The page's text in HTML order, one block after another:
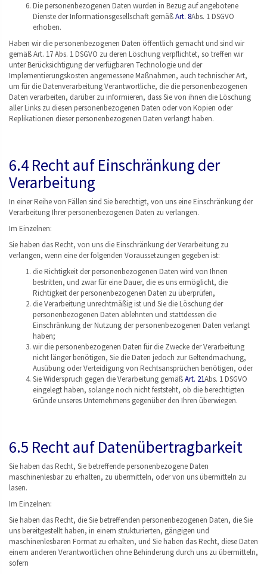
Die personenbezogenen Daten wurden in Bezug auf angebotene
Dienste der Informationsgesellschaft gemäßArt. 8Abs. 1 DSGVO
erhoben.
Haben wir die personenbezogenen Daten öffentlich gemacht und sind wir
gemäß Art. 17 Abs. 1 DSGVO zu deren Löschung verpflichtet, so treffen wir
unter Berücksichtigung der verfügbaren Technologie und der
Implementierungskosten angemessene Maßnahmen, auch technischer Art,
um für die Datenverarbeitung Verantwortliche, die die personenbezogenen
Daten verarbeiten, darüber zu informieren, dass Sie von ihnen die Löschung
aller Links zu diesen personenbezogenen Daten oder von Kopien oder
Replikationen dieser personenbezogenen Daten verlangt haben.
6.4 Recht auf Einschränkung der
Verarbeitung
In einer Reihe von Fällen sind Sie berechtigt, von uns eine Einschränkung der
Verarbeitung Ihrer personenbezogenen Daten zu verlangen.
Im Einzelnen:
Sie haben das Recht, von uns die Einschränkung der Verarbeitung zu
verlangen, wenn eine der folgenden Voraussetzungen gegeben ist:
die Richtigkeit der personenbezogenen Daten wird von Ihnen
bestritten, und zwar für eine Dauer, die es uns ermöglicht, die
Richtigkeit der personenbezogenen Daten zu überprüfen,
die Verarbeitung unrechtmäßig ist und Sie die Löschung der
personenbezogenen Daten ablehnten und stattdessen die
Einschränkung der Nutzung der personenbezogenen Daten verlangt
haben;
wir die personenbezogenen Daten für die Zwecke der Verarbeitung
nicht länger benötigen, Sie die Daten jedoch zur Geltendmachung,
Ausübung oder Verteidigung von Rechtsansprüchen benötigen, oder
Sie Widerspruch gegen die Verarbeitung gemäßArt. 21Abs. 1 DSGVO
eingelegt haben, solange noch nicht feststeht, ob die berechtigten
Gründe unseres Unternehmens gegenüber den Ihren überwiegen.
6.5 Recht auf Datenübertragbarkeit
Sie haben das Recht, Sie betreffende personenbezogene Daten
maschinenlesbar zu erhalten, zu übermitteln, oder von uns übermitteln zu
lasen.
Im Einzelnen:
Sie haben das Recht, die Sie betreffenden personenbezogenen Daten, die Sie
uns bereitgestellt haben, in einem strukturierten, gängigen und
maschinenlesbaren Format zu erhalten, und Sie haben das Recht, diese Daten
einem anderen Verantwortlichen ohne Behinderung durch uns zu übermitteln,
sofern